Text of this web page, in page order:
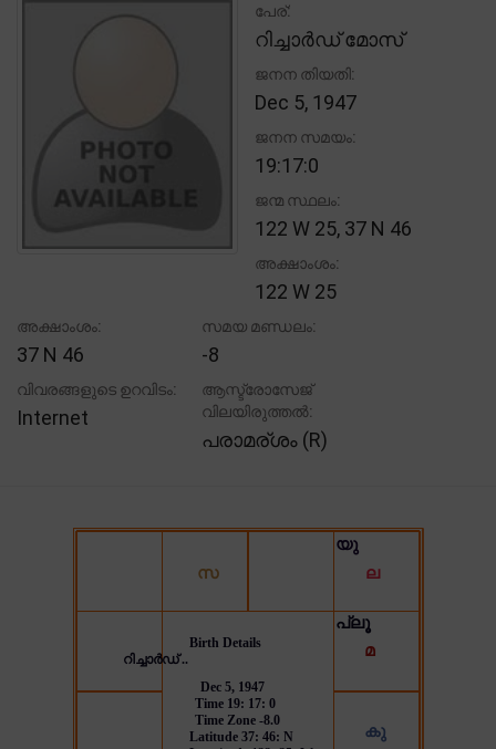
പേര്:
റിച്ചാർഡ് മോസ്
ജനന തിയതി:
Dec 5, 1947
ജനന സമയം:
19:17:0
ജന്മ സ്ഥലം:
122 W 25, 37 N 46
അക്ഷാംശം:
122 W 25
അക്ഷാംശം:
37 N 46
സമയ മണ്ഡലം:
-8
വിവരങ്ങളുടെ ഉറവിടം:
Internet
ആസ്ട്രോസേജ്
വിലയിരുത്തൽ:
പരാമര്ശം (R)